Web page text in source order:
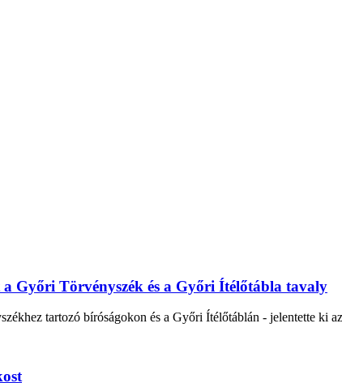
Győri Törvényszék és a Győri Ítélőtábla tavaly
tartozó bíróságokon és a Győri Ítélőtáblán - jelentette ki